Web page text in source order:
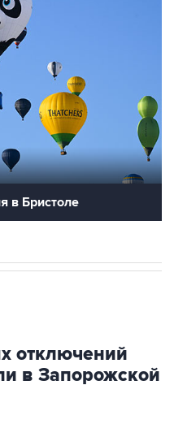
в Бристоле
отключений
в Запорожской
- Графики